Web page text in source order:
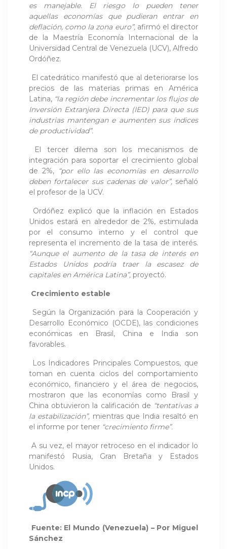
es manejable. El riesgo lo pueden tener
aquellas economías que pudieran entrar en
deflación, como la zona euro”,afirmó el director
de la Maestría Economía Internacional de la
Universidad Central de Venezuela (UCV), Alfredo
Ordóñez.
El catedrático manifestó que al deteriorarse los
precios de las materias primas en América
Latina, “la región debe incrementar los flujos de
Inversión Extranjera Directa (IED) para que sus
industrias mantengan e aumenten sus índices
de productividad”.
El tercer dilema son los mecanismos de
integración para soportar el crecimiento global
de 2%, “por ello las economías en desarrollo
deben fortalecer sus cadenas de valor”,señaló
el profesor de la UCV.
Ordóñez explicó que la inflación en Estados
Unidos estará en alrededor de 2%, estimulada
por el consumo interno y el control que
representa el incremento de la tasa de interés.
“Aunque el aumento de la tasa de interés en
Estados Unidos podría traer la escasez de
capitales en América Latina”, proyectó.
Crecimiento estable
Según la Organización para la Cooperación y
Desarrollo Económico (OCDE), las condiciones
económicas en Brasil, China e India son
favorables.
Los Indicadores Principales Compuestos, que
toman en cuenta ciclos del comportamiento
económico, financiero y el área de negocios,
mostraron que las economías como Brasil y
China obtuvieron la calificación de “tentativas a
la estabilización”, mientras que India resaltó en
el informe por tener “crecimiento firme”.
A su vez, el mayor retroceso en el indicador lo
manifestó Rusia, Gran Bretaña y Estados
Unidos.
Fuente: El Mundo (Venezuela) – Por Miguel
Sánchez